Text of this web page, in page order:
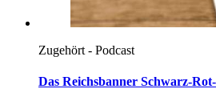
Zugehört - Podcast
Das Reichsbanner Schwarz-